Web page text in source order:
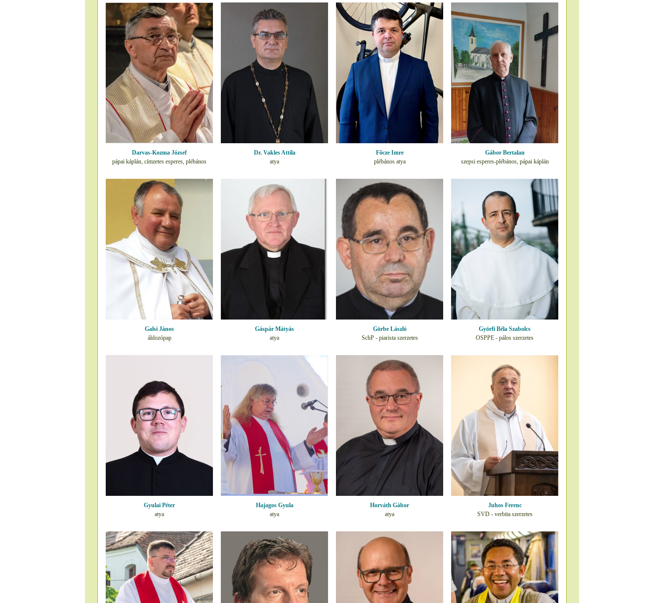
Darvas-Kozma József
pápai káplán, címzetes esperes, plébános
Dr. Vakles Attila
atya
Főcze Imre
plébános atya
Gábor Bertalan
szepsi esperes-plébános, pápai káplán
Galsi János
áldozópap
Gáspár Mátyás
atya
Görbe László
SchP - piarista szerzetes
Györfi Béla Szabolcs
OSPPE - pálos szerzetes
Gyulai Péter
atya
Hajagos Gyula
atya
Horváth Gábor
atya
Juhos Ferenc
SVD - verbita szerzetes